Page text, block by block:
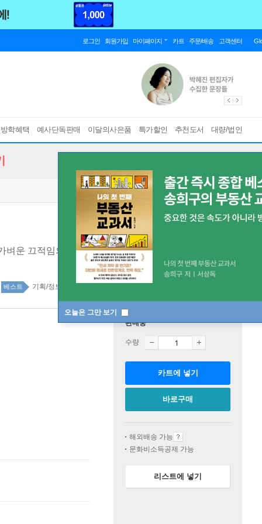
로그인 회원가입 마이페이지 카트 주문/배송 고객센터
학혜택 예사단독판매 이달의사은품 특가할인 추천도서 대량/법인
오늘은 그만 보기
벼운 끄적임의 힘
베스트 기획/정보/시간관리 top20 3주
판매중
수량
카트에 넣기
바로구매
해외배송 가능
문화비소득공제 가능
리스트에 넣기